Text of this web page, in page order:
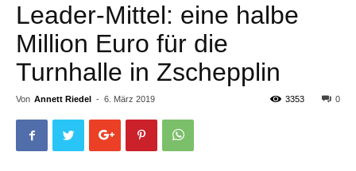
Leader-Mittel: eine halbe
Million Euro für die
Turnhalle in Zschepplin
Von Annett Riedel - 6. März 2019 0
3353